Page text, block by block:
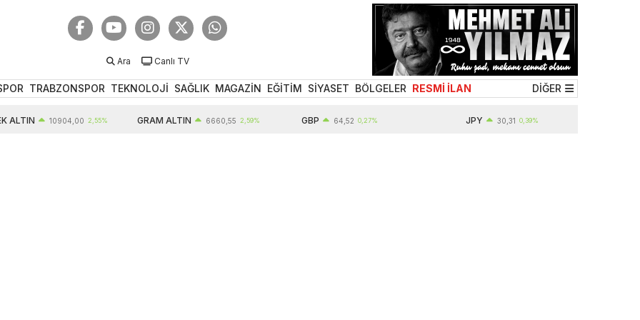
Ara Canlı TV
TRABZONSPOR TEKNOLOJİ SAĞLIK MAGAZİN EĞİTİM SİYASET BÖLGELER RESMİ İLAN DİĞER
ALTIN 10904,00 2,55% GRAM ALTIN 6660,55 2,59% GBP 64,52 0,27% JPY 30,31 0,39%